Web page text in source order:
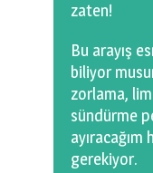
zaten!
Bu arayış
biliyor
zorlama,
sündürme
ayıracağım
gerekiyor.